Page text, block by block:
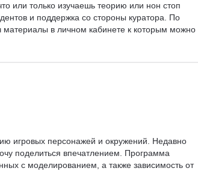
или только изучаешь теорию или нон стоп
и поддержка со стороны куратора. По
материалы в личном кабинете к которым можно
игровых персонажей и окружений. Недавно
поделиться впечатлением. Программа
с моделированием, а также зависимость от